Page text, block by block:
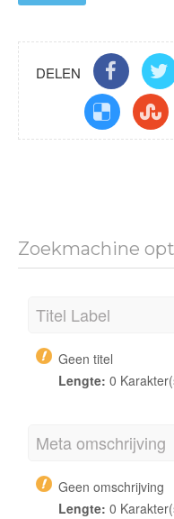
DELEN
Zoekmachine
Titel Label
Geen titel
Lengte: 0
Meta omschrijving
Geen omschrijving
Lengte: 0